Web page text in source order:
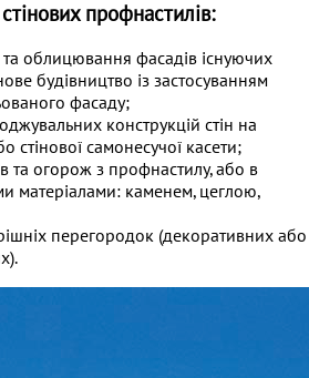
профнастилів:
та облицювання фасадів існуючих
будівництво із застосуванням
фасаду;
конструкцій стін на
стінової самонесучої касети;
та огорож з профнастилу, або в
матеріалами: каменем, цеглою,
перегородок (декоративних або